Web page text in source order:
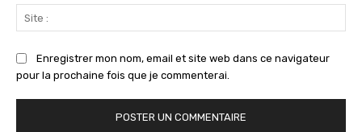
:
Enregistrer mon nom, email et site web dans ce navigateur
pour la prochaine fois que je commenterai.